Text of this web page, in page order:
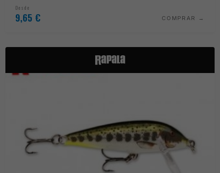
Desde
9,65 € COMPRAR